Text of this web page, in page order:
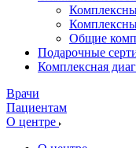
Общие
Подарочные
Комплексная
Врачи
Пациентам
О центре